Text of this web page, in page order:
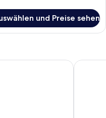
und Preise sehen
Seeberg